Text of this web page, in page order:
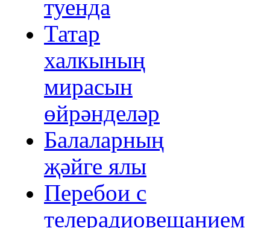
туенда
Татар
халкының
мирасын
өйрәнделәр
Балаларның
җәйге ялы
Перебои с
телерадиовещанием